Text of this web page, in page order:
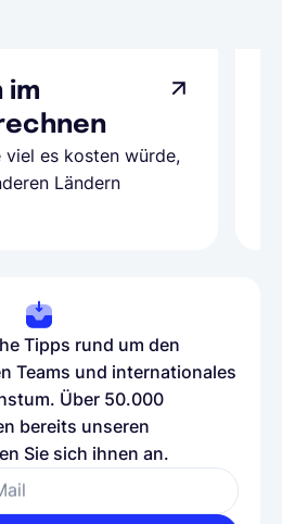
im
viel es kosten würde,
Ländern
Tipps rund um den
Teams und internationales
Über 50.000
bereits unseren
Sie sich ihnen an.